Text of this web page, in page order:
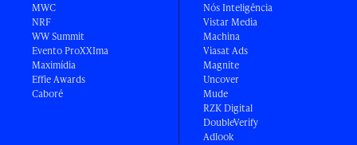
MWC
NRF
WW Summit
Evento ProXXIma
Maximídia
Effie Awards
Caboré
Nós Inteligência
Vistar Media
Machina
Viasat Ads
Magnite
Uncover
Mude
RZK Digital
DoubleVerify
Adlook